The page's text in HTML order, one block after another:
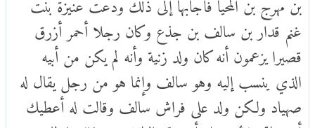
غنم قدار بن سالف بن جذع وكان رجلا أحمر أزرق
قصيرا يزعمون أنه كان ولد زنية وأنه لم يكن من أبيه
الذي ينسب إليه وهو سالف وإنما هو من رجل يقال له
صهياد ولكن ولد على فراش سالف وقالت له أعطيك